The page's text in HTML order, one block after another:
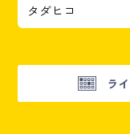
タダヒコ
ラ